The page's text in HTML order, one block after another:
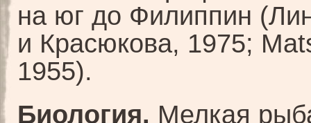
на юг до Филиппин
и Красюкова, 1975;
1955).
Биология. Мелкая